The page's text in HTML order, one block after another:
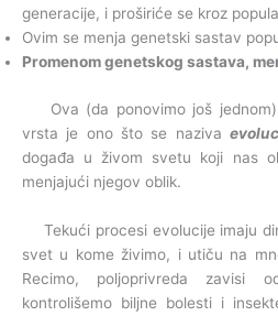
generacije, i proširiće se kroz
Ovim se menja genetski sastav
Promenom genetskog sastava,
Ova (da ponovimo još jednom)
vrsta je ono što se naziva
događa u živom svetu koji nas
menjajući njegov oblik.
Tekući procesi evolucije imaju
svet u kome živimo, i utiču na
Recimo, poljoprivreda zavisi
kontrolišemo biljne bolesti i